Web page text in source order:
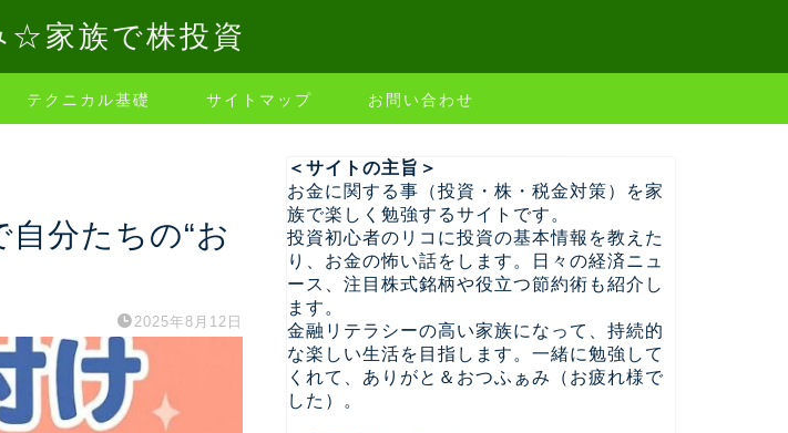
☆家族で株投資
テクニカル基礎 サイトマップ お問い合わせ
自分たちの“お
2025年8月12日
＜サイトの主旨＞
お金に関する事（投資・株・税金対策）を家
族で楽しく勉強するサイトです。
投資初心者のリコに投資の基本情報を教えた
り、お金の怖い話をします。日々の経済ニュ
ース、注目株式銘柄や役立つ節約術も紹介し
ます。
金融リテラシーの高い家族になって、持続的
な楽しい生活を目指します。一緒に勉強して
くれて、ありがと＆おつふぁみ（お疲れ様で
した）。